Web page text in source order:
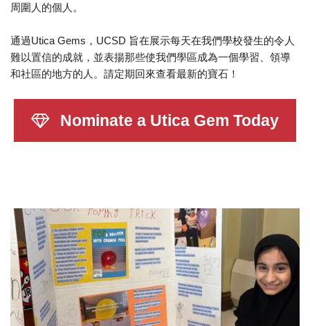
周圍人的個人。
通過Utica Gems，UCSD 旨在展示每天在我們學校發生的令人
難以置信的成就，並表揚那些使我們學區成為一個學習、領導
和社區的地方的人。請定期回來查看最新的寶石！
Nominate a Utica Gem Today